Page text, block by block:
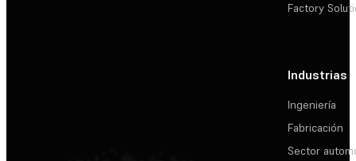
Factory
Industrias
Ingeniería
Fabricación
Sector